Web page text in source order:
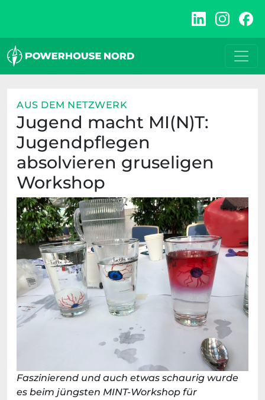
AUS DEM NETZWERK
Jugend macht MI(N)T:
Jugendpflegen
absolvieren gruseligen
Workshop
Faszinierend und auch etwas schaurig wurde
es beim jüngsten MINT-Workshop für